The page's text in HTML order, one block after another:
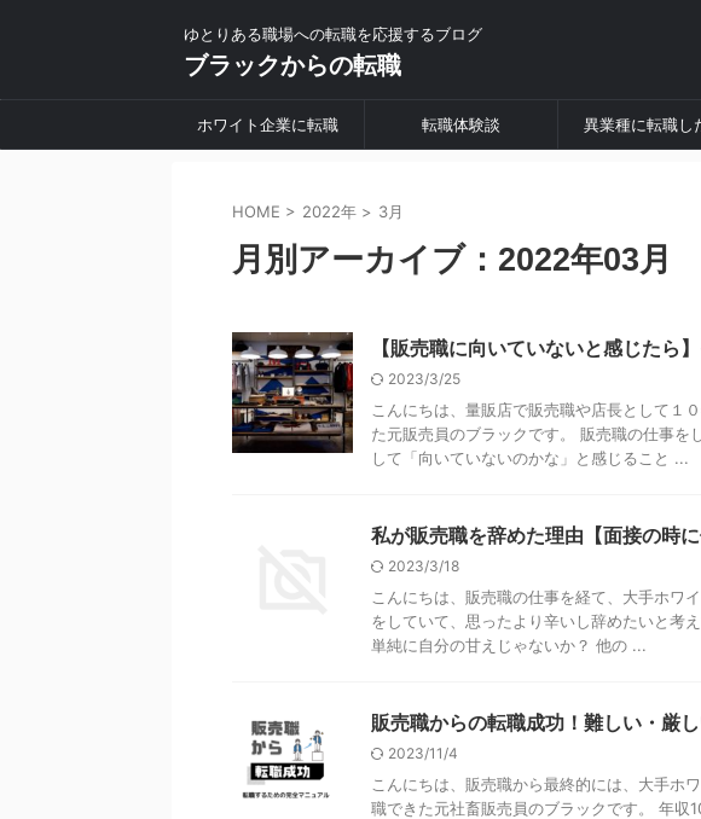
ゆとりある職場への転職を応援するブログ
ブラックからの転職
ホワイト企業に転職 転職体験談 異業種に転職し
HOME > 2022年 > 3月
月別アーカイブ：2022年03月
【販売職に向いていないと感じたら
2023/3/25
こんにちは、量販店で販売職や店長として１
た元販売員のブラックです。 販売職の仕事を
して「向いていないのかな」と感じること ...
私が販売職を辞めた理由【面接の時
2023/3/18
こんにちは、販売職の仕事を経て、大手ホワ
をしていて、思ったより辛いし辞めたいと考
単純に自分の甘えじゃないか？ 他の ...
販売職からの転職成功！難しい・厳
2023/11/4
こんにちは、販売職から最終的には、大手ホ
職できた元社畜販売員のブラックです。 年収